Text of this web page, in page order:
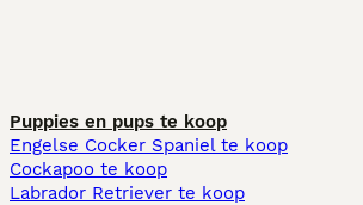
Puppies en pups te koop
Engelse Cocker Spaniel te koop
Cockapoo te koop
Labrador Retriever te koop